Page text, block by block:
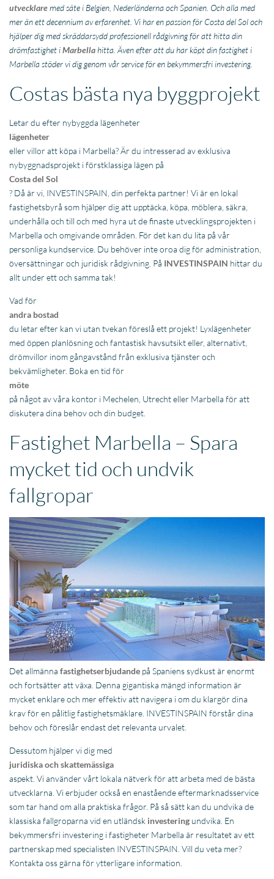
utvecklaremed säte i Belgien, Nederländerna och Spanien. Och alla med
mer än ett decennium av erfarenhet. Vi har en passion för Costa del Sol och
hjälper dig med skräddarsydd professionell rådgivning för att hitta din
drömfastighet iMarbellahitta. Även efter att du har köpt din fastighet i
Marbella stöder vi dig genom vår service för en bekymmersfri investering.
Costas bästa nya byggprojekt
Letar du efter nybyggda lägenheter
lägenheter
eller villor att köpa i Marbella? Är du intresserad av exklusiva
nybyggnadsprojekt i förstklassiga lägen på
Costa del Sol
? Då är vi, INVESTINSPAIN, din perfekta partner! Vi är en lokal
fastighetsbyrå som hjälper dig att upptäcka, köpa, möblera, säkra,
underhålla och till och med hyra ut de finaste utvecklingsprojekten i
Marbella och omgivande områden. För det kan du lita på vår
personliga kundservice. Du behöver inte oroa dig för administration,
översättningar och juridisk rådgivning. På INVESTINSPAIN hittar du
allt under ett och samma tak!
Vad för
andra bostad
du letar efter kan vi utan tvekan föreslå ett projekt! Lyxlägenheter
med öppen planlösning och fantastisk havsutsikt eller, alternativt,
drömvillor inom gångavstånd från exklusiva tjänster och
bekvämligheter. Boka en tid för
möte
på något av våra kontor i Mechelen, Utrecht eller Marbella för att
diskutera dina behov och din budget.
Fastighet Marbella – Spara
mycket tid och undvik
fallgropar
Det allmännafastighetserbjudande på Spaniens sydkust är enormt
och fortsätter att växa. Denna gigantiska mängd information är
mycket enklare och mer effektiv att navigera i om du klargör dina
krav för en pålitlig fastighetsmäklare. INVESTINSPAIN förstår dina
behov och föreslår endast det relevanta urvalet.
Dessutom hjälper vi dig med
juridiska och skattemässiga
aspekt. Vi använder vårt lokala nätverk för att arbeta med de bästa
utvecklarna. Vi erbjuder också en enastående eftermarknadsservice
som tar hand om alla praktiska frågor. På så sätt kan du undvika de
klassiska fallgroparna vid en utländsk investering undvika. En
bekymmersfri investering i fastigheter Marbella är resultatet av ett
partnerskap med specialisten INVESTINSPAIN. Vill du veta mer?
Kontakta oss gärna för ytterligare information.